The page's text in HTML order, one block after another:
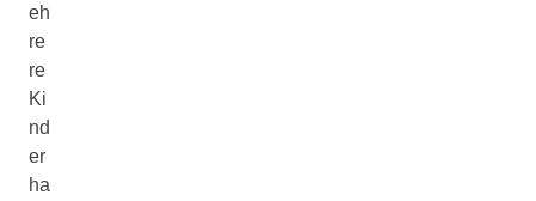
eh
re
re
Ki
nd
er
ha